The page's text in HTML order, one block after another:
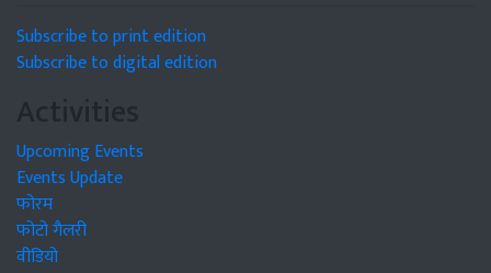
Subscribe to print edition
Subscribe to digital edition
Activities
Upcoming Events
Events Update
फोरम
फोटो गैलरी
वीडियो